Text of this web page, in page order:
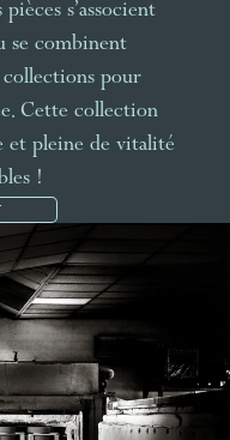
s’associent
se combinent
collections pour
Cette collection
et pleine de vitalité
!